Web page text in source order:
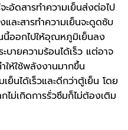
ะอัดสารทำความเย็นส่งต่อไป
ละสารทำความเย็นจะดูดซับ
นี้ออกไปให้อุณหภูมิเย็นลง
บายความร้อนได้เร็ว แต่อาจ
ให้ใช้พลังงานมากขึ้น
นได้เร็วและดีกว่าตู้เย็น โดย
ไม่เกิดการรั่วซึมก็ไม่ต้องเติม